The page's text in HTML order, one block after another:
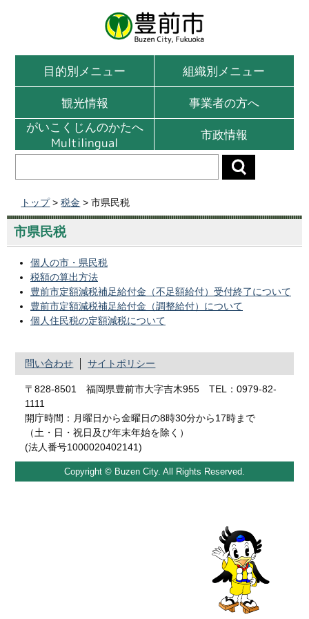
目的別メニュー
組織別メニュー
観光情報
事業者の方へ
がいこくじんのかたへ
Multilingual
市政情報
トップ >税金 > 市県民税
市県民税
個人の市・県民税
税額の算出方法
豊前市定額減税補足給付金（不足額給付）受付終了について
豊前市定額減税補足給付金（調整給付）について
個人住民税の定額減税について
問い合わせ サイトポリシー
〒828-8501 福岡県豊前市大字吉木955 TEL：0979-82-
1111
開庁時間：月曜日から金曜日の8時30分から17時まで
（土・日・祝日及び年末年始を除く）
(法人番号1000020402141)
Copyright © Buzen City. All Rights Reserved.